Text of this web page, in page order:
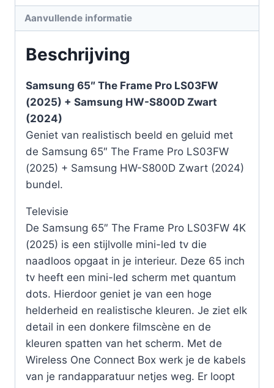
Aanvullende informatie
Beschrijving
Samsung 65″ The Frame Pro LS03FW
(2025) + Samsung HW-S800D Zwart
(2024)
Geniet van realistisch beeld en geluid met
de Samsung 65″ The Frame Pro LS03FW
(2025) + Samsung HW-S800D Zwart (2024)
bundel.
Televisie
De Samsung 65″ The Frame Pro LS03FW 4K
(2025) is een stijlvolle mini-led tv die
naadloos opgaat in je interieur. Deze 65 inch
tv heeft een mini-led scherm met quantum
dots. Hierdoor geniet je van een hoge
helderheid en realistische kleuren. Je ziet elk
detail in een donkere filmscène en de
kleuren spatten van het scherm. Met de
Wireless One Connect Box werk je de kabels
van je randapparatuur netjes weg. Er loopt